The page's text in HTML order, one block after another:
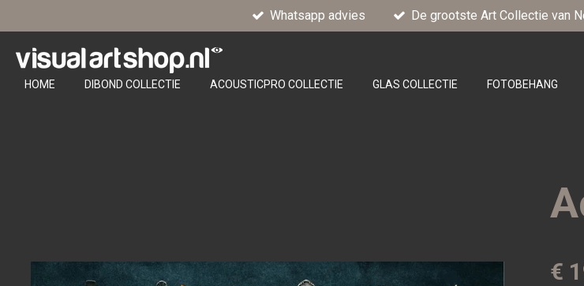
direct
naar
de
hoofdinhoud
Whatsapp advies De grootste Art Collectie van
HOME DIBOND COLLECTIE ACOUSTICPRO COLLECTIE GLAS COLLECTIE FOTOBEHANG
€